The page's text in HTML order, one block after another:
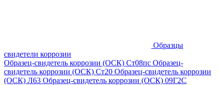
Образцы
свидетели коррозии
Образец-свидетель коррозии (ОСК) Ст08пс Образец-
свидетель коррозии (ОСК) Ст20 Образец-свидетель коррозии
(ОСК) Л63 Образец-свидетель коррозии (ОСК) 09Г2С